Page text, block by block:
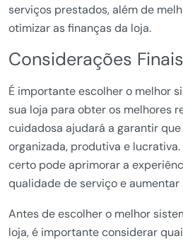
serviços prestados, além de
otimizar as finanças da loja.
Considerações Finais
É importante escolher o melhor
sua loja para obter os melhores
cuidadosa ajudará a garantir
organizada, produtiva e
certo pode aprimorar a
qualidade de serviço e aumentar
Antes de escolher o melhor
loja, é importante considerar